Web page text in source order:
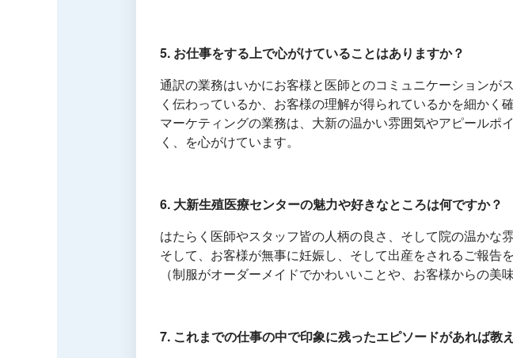
5. お仕事をする上で心がけていることはありますか？
通訳の業務はいかにお客様と医師とのコミュニケーションが
く伝わっているか、お客様の理解が得られているかを細かく
マーケティングの業務は、大新の温かい雰囲気やアピール
く、を心がけています。
6. 大新生殖医療センターの魅力や好きなところは何ですか？
はたらく医師やスタッフ皆の人柄の良さ、そして院の温かな雰
そして、お客様が無事に妊娠し、そして出産をされるご報告
（制服がオーダーメイドでかわいいことや、お客様からの
7. これまでの仕事の中で印象に残ったエピソードがあれば教